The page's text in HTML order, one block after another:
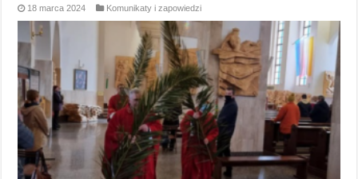
18 marca 2024 Komunikaty i zapowiedzi